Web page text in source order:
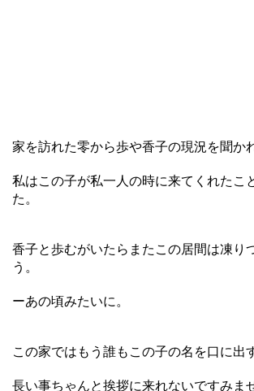
家を訪れた零から歩や香子の現況を聞か
私はこの子が私一人の時に来てくれたこ
た。
香子と歩むがいたらまたこの居間は凍り
う。
ーあの頃みたいに。
この家ではもう誰もこの子の名を口に出
長い事ちゃんと挨拶に来れないですみま